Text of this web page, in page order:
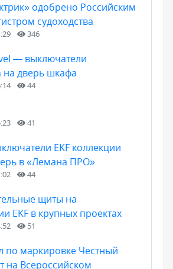
одобрено Российским
судоходства
346
— выключатели
на дверь шкафа
44
41
EKF коллекции
в «Лемана ПРО»
44
щиты на
EKF в крупных проектах
51
по маркировке Честный
на Всероссийском